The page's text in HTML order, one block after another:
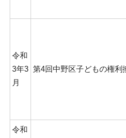
令和
3年3
月
第4回中野区子どもの権利
令和